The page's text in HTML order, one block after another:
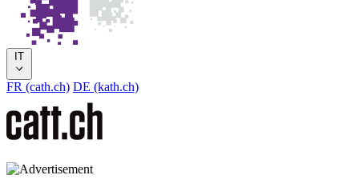
IT
FR (cath.ch) DE (kath.ch)